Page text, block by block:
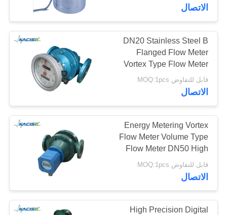
المعمل
ضبط
الجودة
اتصل
أخبار
جميع
القضايا
الاتصال
DN20 Stainless Steel B
Flanged Flow Meter
Vortex Type Flow Meter
For Chemical Industry
قابل للتفاوض MOQ:1pcs
الاتصال
Energy Metering Vortex
Flow Meter Volume Type
Flow Meter DN50 High
Performance with
connecting method
flange
قابل للتفاوض MOQ:1pcs
الاتصال
High Precision Digital